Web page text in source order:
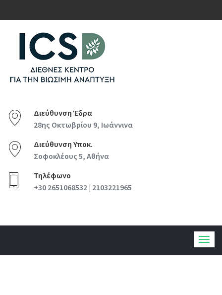
Διεύθυνση Έδρα
28ης Οκτωβρίου 9, Ιωάννινα
Διεύθυνση Υποκ.
Σοφοκλέους 5, Αθήνα
Τηλέφωνο
+30 2651068532 | 2103221965